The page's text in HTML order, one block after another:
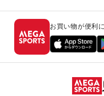
お買い物が便利